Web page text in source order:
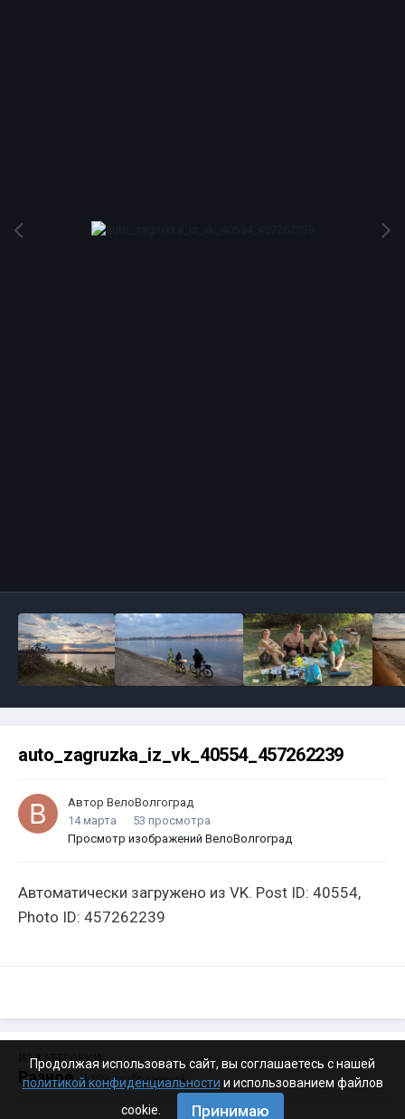
auto_zagruzka_iz_vk_40554_457262239
Автор ВелоВолгоград
14 марта
53 просмотра
Просмотр изображений ВелоВолгоград
Автоматически загружено из VK. Post ID: 40554,
Photo ID: 457262239
ИЗ КАТЕГОРИИ:
Разное · 4 199 изображений
Продолжая использовать сайт, вы соглашаетесь с нашей
политикой конфиденциальности и использованием файлов
cookie.
Принимаю